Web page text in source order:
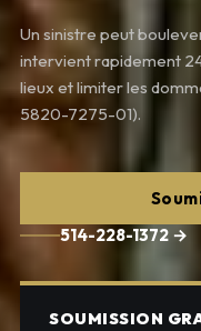
Un sinistre peut
intervient rapidement
lieux et limiter les
5820-7275-01).
514-228-1372 →
SOUMISSION